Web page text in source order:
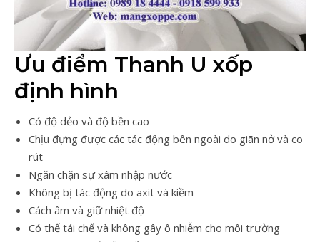
Ưu điểm Thanh U xốp
định hình
Có độ dẻo và độ bền cao
Chịu đựng được các tác động bên ngoài do giãn nở và co
rút
Ngăn chặn sự xâm nhập nước
Không bị tác động do axit và kiềm
Cách âm và giữ nhiệt độ
Có thể tái chế và không gây ô nhiễm cho môi trường